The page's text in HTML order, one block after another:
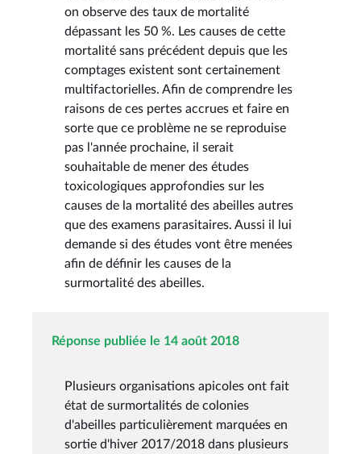
on observe des taux de mortalité
dépassant les 50 %. Les causes de cette
mortalité sans précédent depuis que les
comptages existent sont certainement
multifactorielles. Afin de comprendre les
raisons de ces pertes accrues et faire en
sorte que ce problème ne se reproduise
pas l'année prochaine, il serait
souhaitable de mener des études
toxicologiques approfondies sur les
causes de la mortalité des abeilles autres
que des examens parasitaires. Aussi il lui
demande si des études vont être menées
afin de définir les causes de la
surmortalité des abeilles.
Réponse publiée le 14 août 2018
Plusieurs organisations apicoles ont fait
état de surmortalités de colonies
d'abeilles particulièrement marquées en
sortie d'hiver 2017/2018 dans plusieurs